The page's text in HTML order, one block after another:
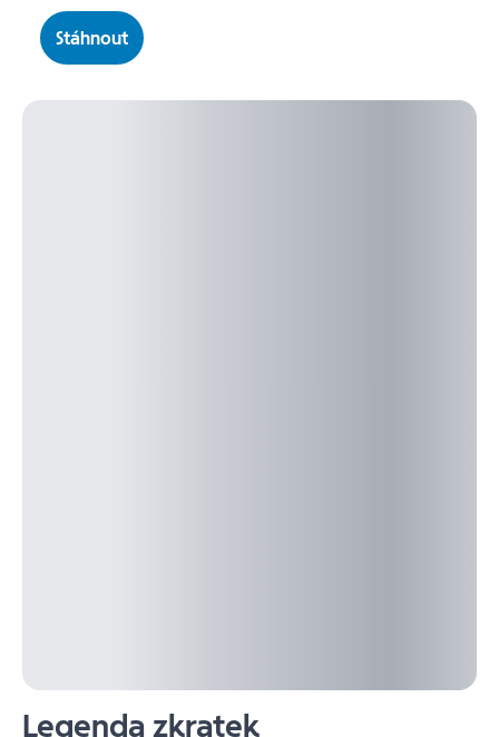
Stáhnout
Legenda zkratek